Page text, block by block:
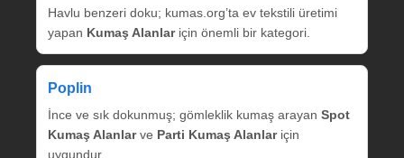
Havlu benzeri doku; kumas.org’ta ev tekstili üretimi
yapan Kumaş Alanlariçin önemli bir kategori.
Poplin
İnce ve sık dokunmuş; gömleklik kumaş arayan Spot
Kumaş Alanlarve Parti Kumaş Alanlariçin
uygundur.